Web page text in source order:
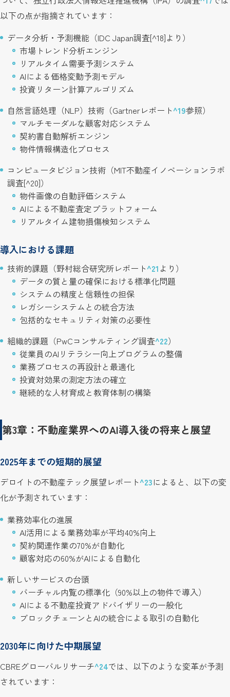
以下の点が指摘されています：
データ分析・予測機能（IDC Japan調査[^18]より）
市場トレンド分析エンジン
リアルタイム需要予測システム
AIによる価格変動予測モデル
投資リターン計算アルゴリズム
自然言語処理（NLP）技術（Gartnerレポート^19参照）
マルチモーダルな顧客対応システム
契約書自動解析エンジン
物件情報構造化プロセス
コンピュータビジョン技術（MIT不動産イノベーションラボ
調査[^20]）
物件画像の自動評価システム
AIによる不動産査定プラットフォーム
リアルタイム建物損傷検知システム
導入における課題
技術的課題（野村総合研究所レポート^21 より）
データの質と量の確保における標準化問題
システムの精度と信頼性の担保
レガシーシステムとの統合方法
包括的なセキュリティ対策の必要性
組織的課題（PwCコンサルティング調査^22）
従業員のAIリテラシー向上プログラムの整備
業務プロセスの再設計と最適化
投資対効果の測定方法の確立
継続的な人材育成と教育体制の構築
第3章：不動産業界へのAI導入後の将来と展望
2025年までの短期的展望
デロイトの不動産テック展望レポート^23によると、以下の変
化が予測されています：
業務効率化の進展
AI活用による業務効率が平均40%向上
契約関連作業の70%が自動化
顧客対応の60%がAIによる自動化
新しいサービスの台頭
バーチャル内覧の標準化（90%以上の物件で導入）
AIによる不動産投資アドバイザリーの一般化
ブロックチェーンとAIの統合による取引の自動化
2030年に向けた中期展望
CBREグローバルリサーチ^24では、以下のような変革が予測
されています：